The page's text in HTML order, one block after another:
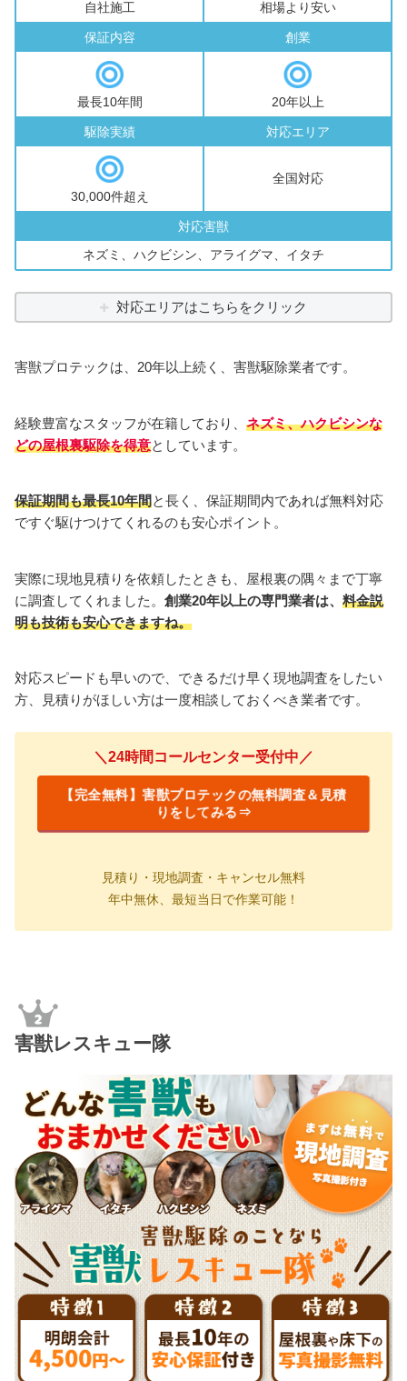
自社施工 相場より安い
保証内容
最長10年間
創業
20年以上
駆除実績
30,000件超え
対応エリア
全国対応
対応害獣
ネズミ、ハクビシン、アライグマ、イタチ
対応エリアはこちらをクリック
害獣プロテックは、20年以上続く、害獣駆除業者です。
経験豊富なスタッフが在籍しており、 ネズミ、ハクビシンな
どの屋根裏駆除を得意としています。
保証期間も最長10年間と長く、保証期間内であれば無料対応
ですぐ駆けつけてくれるのも安心ポイント。
実際に現地見積りを依頼したときも、屋根裏の隅々まで丁寧
に調査してくれました。 創業20年以上の専門業者は、 料金説
明も技術も安心できますね。
対応スピードも早いので、できるだけ早く現地調査をしたい
方、見積りがほしい方は一度相談しておくべき業者です。
＼24時間コールセンター受付中／
【完全無料】害獣プロテックの無料調査＆見積
りをしてみる⇒
見積り・現地調査・キャンセル無料
年中無休、最短当日で作業可能 ！
害獣レスキュー隊